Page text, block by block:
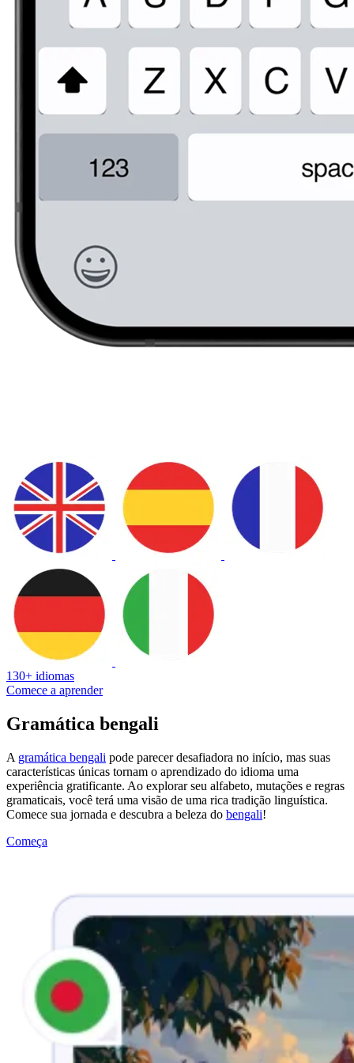
130+ idiomas
Comece a aprender
Gramática bengali
A gramática bengali pode parecer desafiadora no início, mas suas
características únicas tornam o aprendizado do idioma uma
experiência gratificante. Ao explorar seu alfabeto, mutações e regras
gramaticais, você terá uma visão de uma rica tradição linguística.
Comece sua jornada e descubra a beleza do bengali!
Começa